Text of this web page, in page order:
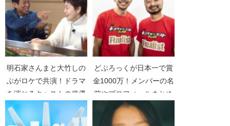
明石家さんまと大竹しの
ぶがロケで共演！ドラマ
を演じるキャストの俳優
女優は？【誰も知らない
明石家さんま】【2019】
どぶろっくが日本一で賞
金1000万！メンバーの名
前やプロフィールまとめ
【キングオブコント
2019】【KOC】